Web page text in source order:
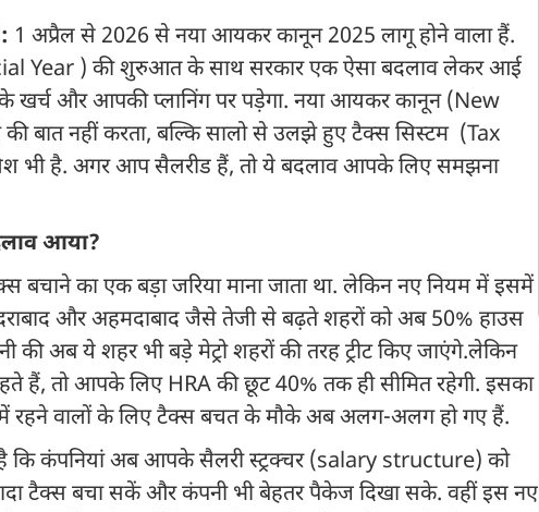
1 अप्रैल से 2026 से नया आयकर कानून 2025 लागू होने वाला हैं.
Year ) की शुरुआत के साथ सरकार एक ऐसा बदलाव लेकर आई
और आपकी प्लानिंग पर पड़ेगा. नया आयकर कानून (New
बात नहीं करता, बल्कि सालो से उलझे हुए टैक्स सिस्टम (Tax
भी है. अगर आप सैलरीड हैं, तो ये बदलाव आपके लिए समझना
आया?
का एक बड़ा जरिया माना जाता था. लेकिन नए नियम में इसमें
और अहमदाबाद जैसे तेजी से बढ़ते शहरों को अब 50% हाउस
की अब ये शहर भी बड़े मेट्रो शहरों की तरह ट्रीट किए जाएंगे.लेकिन
हैं, तो आपके लिए HRA की छूट 40% तक ही सीमित रहेगी. इसका
वालों के लिए टैक्स बचत के मौके अब अलग-अलग हो गए हैं.
कि कंपनियां अब आपके सैलरी स्ट्रक्चर (salary structure) को
टैक्स बचा सकें और कंपनी भी बेहतर पैकेज दिखा सके. वहीं इस नए